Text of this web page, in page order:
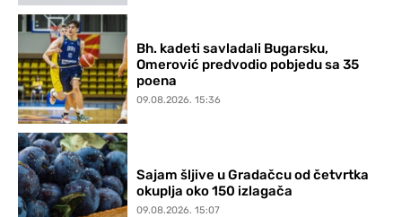
Bh. kadeti savladali Bugarsku,
Omerović predvodio pobjedu sa 35
poena
09.08.2026. 15:36
Sajam šljive u Gradačcu od četvrtka
okuplja oko 150 izlagača
09.08.2026. 15:07